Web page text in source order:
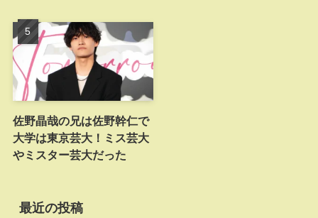
佐野晶哉の兄は佐野幹仁で
大学は東京芸大！ミス芸大
やミスター芸大だった
最近の投稿